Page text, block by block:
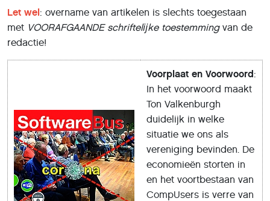
Let wel: overname van artikelen is slechts toegestaan
met VOORAFGAANDE schriftelĳke toestemmingvan de
redactie!
Voorplaat en Voorwoord:
In het voorwoord maakt
Ton Valkenburgh
duidelijk in welke
situatie we ons als
vereniging bevinden. De
economieën storten in
en het voortbestaan van
CompUsers is verre van